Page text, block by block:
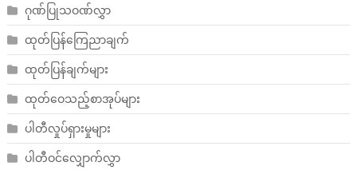
ဂုဏ်ပြုသဝဏ်လွှာ
ထုတ်ပြန်ကြေညာချက်
ထုတ်ပြန်ချက်များ
ထုတ်ဝေသည့်စာအုပ်များ
ပါတီလှုပ်ရှားမှုများ
ပါတီဝင်လျှောက်လွှာ